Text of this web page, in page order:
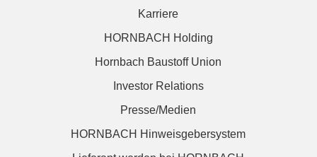
Karriere
HORNBACH Holding
Hornbach Baustoff Union
Investor Relations
Presse/Medien
HORNBACH Hinweisgebersystem